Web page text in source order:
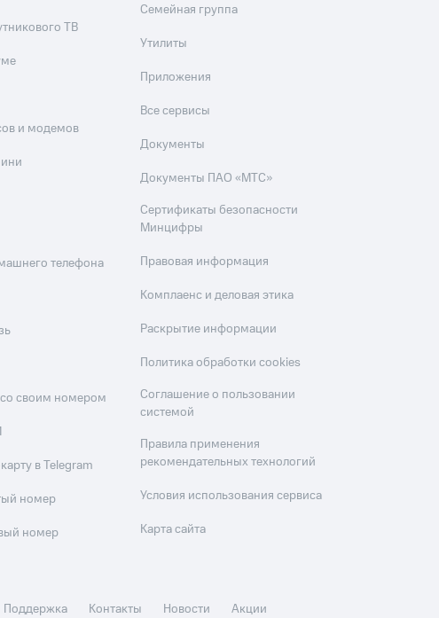
ТВ
и модемов
телефона
своим номером
в Telegram
номер
номер
Семейная группа
Утилиты
Приложения
Все сервисы
Документы
Документы ПАО «МТС»
Сертификаты безопасности
Минцифры
Правовая информация
Комплаенс и деловая этика
Раскрытие информации
Политика обработки cookies
Соглашение о пользовании
системой
Правила применения
рекомендательных технологий
Условия использования сервиса
Карта сайта
Поддержка Контакты Новости Акции